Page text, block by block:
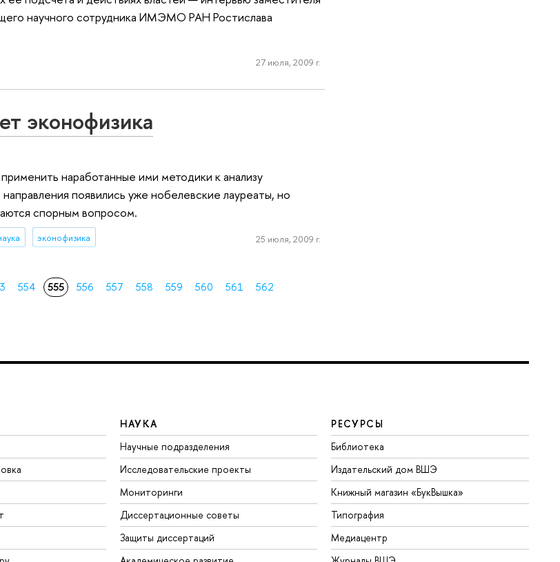
научного сотрудника ИМЭМО РАН Ростислава
27 июля, 2009 г.
эконофизика
наработанные ими методики к анализу
появились уже нобелевские лауреаты, но
спорным вопросом.
эконофизика 25 июля, 2009 г.
554 555 556 557 558 559 560 561
562
НАУКА
Научные подразделения
Исследовательские проекты
Мониторинги
Диссертационные советы
Защиты диссертаций
РЕСУРСЫ
Библиотека
Издательский дом ВШЭ
Книжный магазин «БукВышка»
Типография
Медиацентр